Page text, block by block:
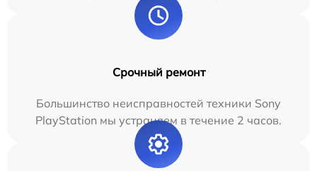
Срочный ремонт
Большинство неисправностей техники Sony
PlayStation мы устраняем в течение 2 часов.